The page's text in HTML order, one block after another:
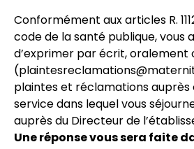
Conformément aux articles R.
code de la santé publique, vous
d’exprimer par écrit, oralement
(
plaintes et réclamations auprès
service dans lequel vous
auprès du Directeur de
Une réponse vous sera faite